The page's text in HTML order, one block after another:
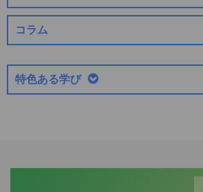
コラム
特色ある学び